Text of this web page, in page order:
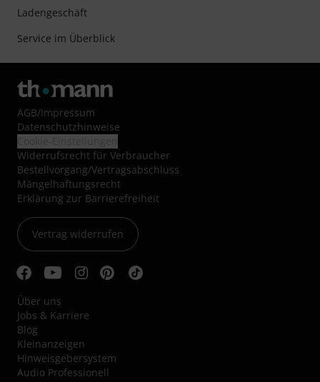
Ladengeschäft
Service im Überblick
AGB/Impressum
Datenschutzhinweise
Widerrufsrecht für Verbraucher
Bestellvorgang/Vertragsabschluss
Mängelhaftungsrecht
Erklärung zur Barrierefreiheit
Vertrag widerrufen
Über uns
Jobs & Karriere
Blog
Kleinanzeigen
Hinweisgebersystem
Audio Professionell